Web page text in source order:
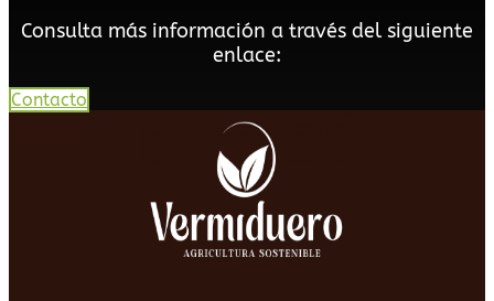
Consulta más información a través del siguiente
enlace:
Contacto